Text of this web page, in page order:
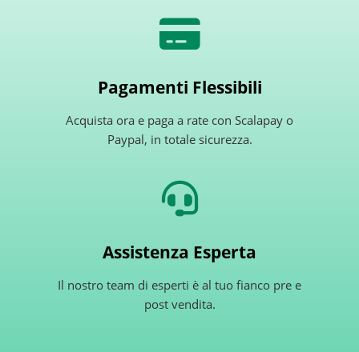
Pagamenti Flessibili
Acquista ora e paga a rate con Scalapay o
Paypal, in totale sicurezza.
Assistenza Esperta
Il nostro team di esperti è al tuo fianco pre e
post vendita.